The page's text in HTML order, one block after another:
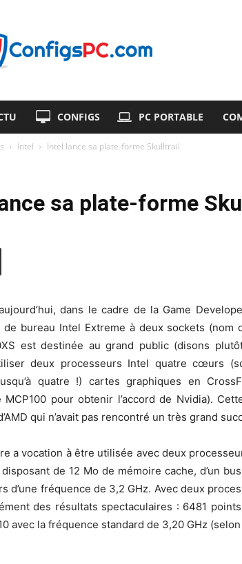
CONFIGS PC PORTABLE
Intel Intel lance sa plate-forme Skulltrail
sa plate-forme
dans le cadre de la Game
de bureau Intel Extreme à deux sockets (nom
est destinée au grand public (disons
deux processeurs Intel quatre cœurs
quatre !) cartes graphiques en
MCP100 pour obtenir l’accord de Nvidia).
qui n’avait pas rencontré un très grand
a vocation à être utilisée avec deux
disposant de 12 Mo de mémoire cache, d’un
d’une fréquence de 3,2 GHz. Avec deux
des résultats spectaculaires : 6481
avec la fréquence standard de 3,20 GHz